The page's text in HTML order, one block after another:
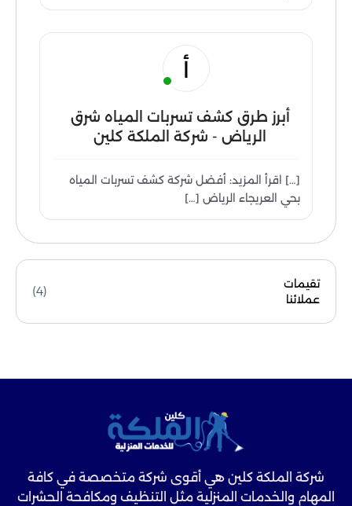
أ
أبرز طرق كشف تسربات المياه شرق
الرياض - شركة الملكة كلين
[…] اقرأ المزيد: أفضل شركة كشف تسربات المياه
بحي العريجاء الرياض […]
تقيمات
عملائنا
(4)
شركة الملكة كلين هي أقوى شركة متخصصة في كافة
المهام والخدمات المنزلية مثل التنظيف ومكافحة الحشرات